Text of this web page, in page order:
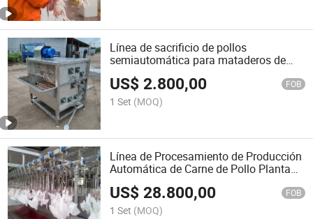
Línea de sacrificio de pollos
semiautomática para mataderos de
aves, máquina plumería
US$2.800,00 FOB
1 Set (MOQ)
Línea de Procesamiento de Producción
Automática de Carne de Pollo Planta
de Acero Inoxidable 304
US$28.800,00 FOB
1 Set (MOQ)